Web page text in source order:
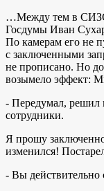
…Между тем в СИЗО
Госдумы Иван
По камерам его не
с заключенными
не прописано. Но
возымело эффект:
- Передумал, решил
сотрудники.
Я прошу
изменился!
- Вы